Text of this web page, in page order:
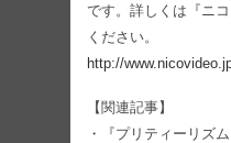
です。詳しくは『ニ
ください。
http://
【関連記事】
・『プリティーリズ